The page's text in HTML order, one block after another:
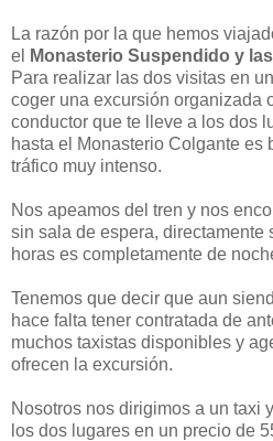
La razón por la que hemos
el
Monasterio Suspendido y
Para realizar las dos visitas en
coger una excursión organizada
conductor que te lleve a los dos
hasta el Monasterio Colgante es
tráfico muy intenso.
Nos apeamos del tren y nos
sin sala de espera, directamente
horas es completamente de
Tenemos que decir que aun
hace falta tener contratada de
muchos taxistas disponibles y
ofrecen la excursión.
Nosotros nos dirigimos a un taxi
los dos lugares en un precio de